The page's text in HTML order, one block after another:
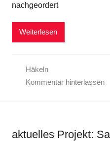
nachgeordert
Weiterlesen
Häkeln
Kommentar hinterlassen
aktuelles Projekt: